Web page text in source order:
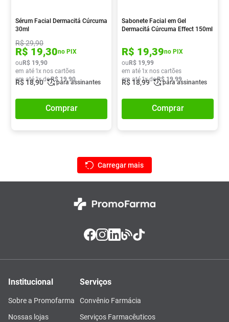
Sérum Facial Dermacitá Cúrcuma
30ml
R$29,90
R$ 19,30no PIX
ouR$ 19,90
em até 1x nos cartões
em até 1x deR$ 19,90
R$18,90 para assinantes
Comprar
Sabonete Facial em Gel
Dermacitá Cúrcuma Effect 150ml
R$ 19,39no PIX
ouR$ 19,99
em até 1x nos cartões
em até 1x deR$ 19,99
R$18,99 para assinantes
Comprar
Institucional
Sobre a Promofarma
Nossas lojas
Serviços
Convênio Farmácia
Serviços Farmacêuticos